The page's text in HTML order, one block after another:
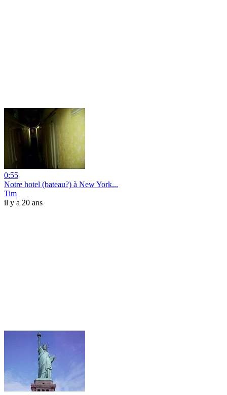
0:55
Notre hotel (bateau?) à New York...
Tim
il y a 20 ans